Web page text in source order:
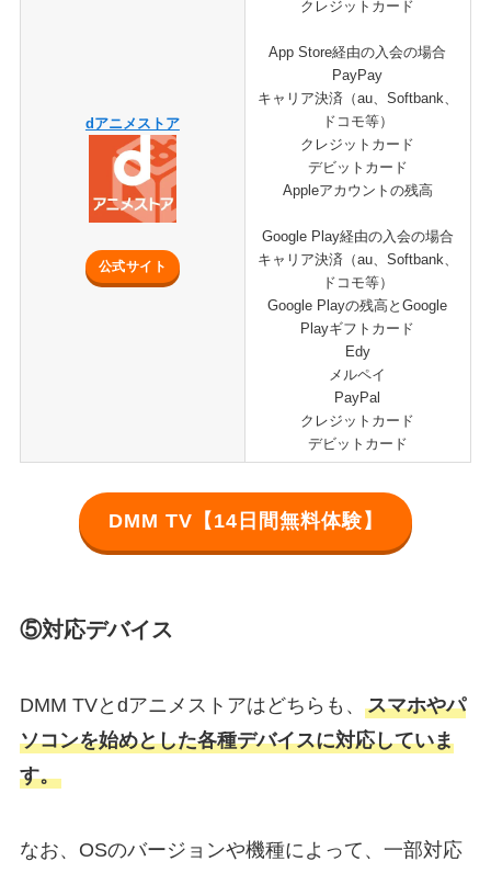
dアニメストア
公式サイト
クレジットカード
App Store経由の入会の場合
PayPay
キャリア決済（au、Softbank、
ドコモ等）
クレジットカード
デビットカード
Appleアカウントの残高
Google Play経由の入会の場合
キャリア決済（au、Softbank、
ドコモ等）
Google Playの残高とGoogle
Playギフトカード
Edy
メルペイ
PayPal
クレジットカード
デビットカード
DMM TV【14日間無料体験】
⑤対応デバイス
DMM TVとdアニメストアはどちらも、 スマホやパ
ソコンを始めとした各種デバイスに対応していま
す。
なお、OSのバージョンや機種によって、一部対応